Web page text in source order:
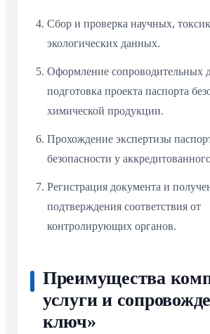
Сбор и проверка научных,
экологических данных.
Оформление сопроводительных
подготовка проекта паспорта
химической продукции.
Прохождение экспертизы
безопасности у
Регистрация документа и
подтверждения соответствия от
контролирующих органов.
Преимущества
услуги и
ключ»